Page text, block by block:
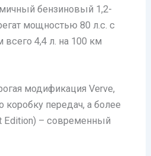
бензиновый 1,2-
мощностью 80 л.с. с
4,4 л. на 100 км
модификация Verve,
коробку передач, а более
Edition) – современный